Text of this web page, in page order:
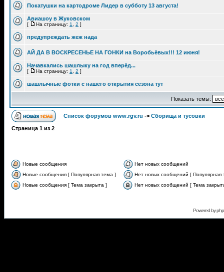
Покатушки на картодроме Лидер в субботу 13 августа!
Авиашоу в Жуковском
[ На страницу: 1 2 ]
предупреждать жеж нада
АЙ ДА В ВОСКРЕСЕНЬЕ НА ГОНКИ на Воробьёвых!!! 12 июня!
Начавкались шашлыку на год вперёд...
[ На страницу: 1 2 ]
шашлычные фотки с нашего открытия сезона тут
Показать темы:
Список форумов www.rgv.ru -> Сборища и тусовки
Страница 1 из 2
Новые сообщения
Нет новых сообщений
Новые сообщения [ Популярная тема ]
Нет новых сообщений [ Популярная
Новые сообщения [ Тема закрыта ]
Нет новых сообщений [ Тема
Powered by